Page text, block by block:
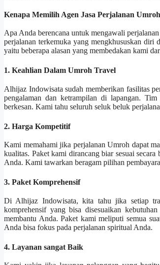
Kenapa Memilih Agen Jasa Perjalanan
Apa Anda berencana untuk mengawali
perjalanan terkemuka yang mengkhususkan
yaitu beberapa alasan yang membedakan kami
1. Keahlian Dalam Umroh Travel
Alhijaz Indowisata sudah memberikan fasilitas
pengalaman dan ketrampilan di lapangan.
berkesan. Kami tahu seluruh seluk beluk
2. Harga Kompetitif
Kami memahami jika perjalanan Umroh dapat
kualitas. Paket kami dirancang biar sesuai
Anda. Kami tawarkan beragam pilihan
3. Paket Komprehensif
Di Alhijaz Indowisata, kita tahu jika setiap
komprehensif yang bisa disesuaikan
membantu Anda. Paket kami meliputi semua
Anda bisa fokus pada perjalanan spiritual Anda.
4. Layanan sangat Baik